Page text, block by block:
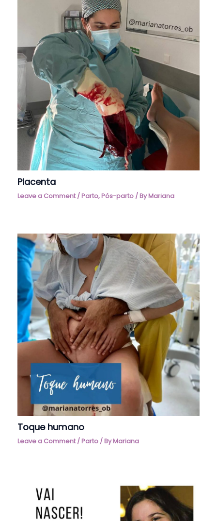
Placenta
Leave a Comment /Parto,Pós-parto / ByMariana
Toque humano
Leave a Comment /Parto / ByMariana